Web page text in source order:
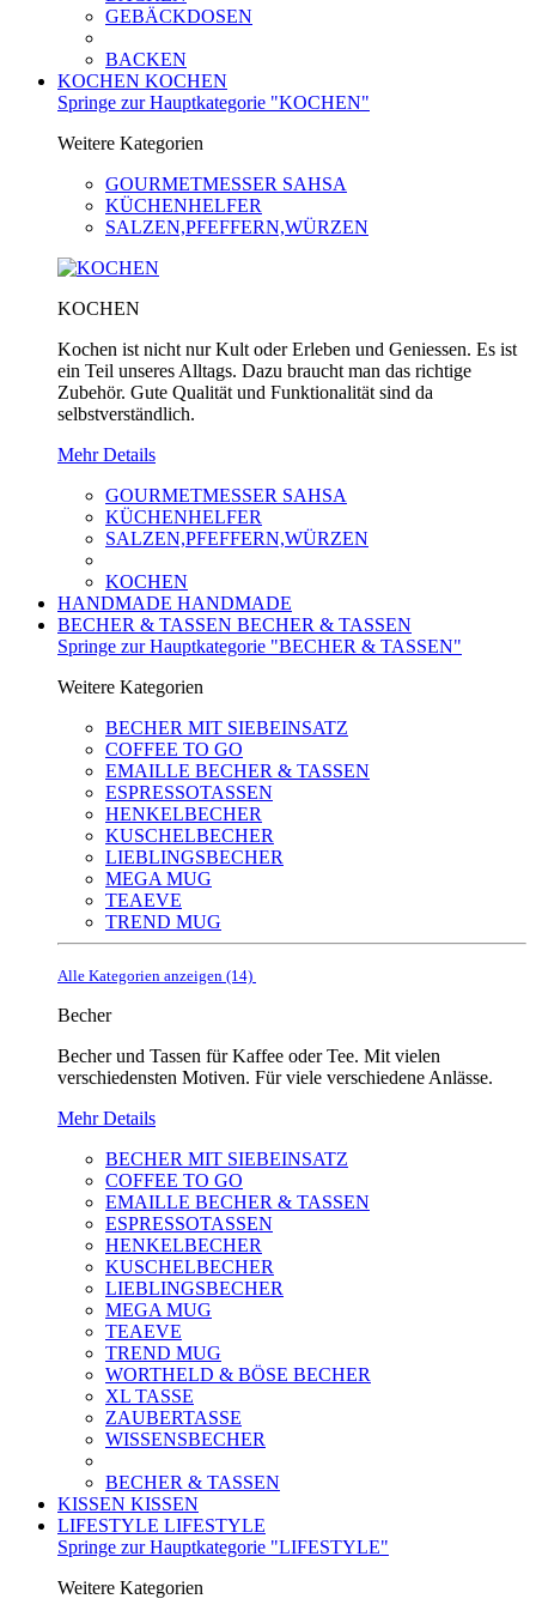
GEBÄCKDOSEN
BACKEN
KOCHEN KOCHEN
Springe zur Hauptkategorie "KOCHEN"
Weitere Kategorien
GOURMETMESSER SAHSA
KÜCHENHELFER
SALZEN,PFEFFERN,WÜRZEN
KOCHEN
Kochen ist nicht nur Kult oder Erleben und Geniessen. Es ist
ein Teil unseres Alltags. Dazu braucht man das richtige
Zubehör. Gute Qualität und Funktionalität sind da
selbstverständlich.
Mehr Details
GOURMETMESSER SAHSA
KÜCHENHELFER
SALZEN,PFEFFERN,WÜRZEN
KOCHEN
HANDMADE HANDMADE
BECHER & TASSEN BECHER & TASSEN
Springe zur Hauptkategorie "BECHER & TASSEN"
Weitere Kategorien
BECHER MIT SIEBEINSATZ
COFFEE TO GO
EMAILLE BECHER & TASSEN
ESPRESSOTASSEN
HENKELBECHER
KUSCHELBECHER
LIEBLINGSBECHER
MEGA MUG
TEAEVE
TREND MUG
Alle Kategorien anzeigen (14)
Becher
Becher und Tassen für Kaffee oder Tee. Mit vielen
verschiedensten Motiven. Für viele verschiedene Anlässe.
Mehr Details
BECHER MIT SIEBEINSATZ
COFFEE TO GO
EMAILLE BECHER & TASSEN
ESPRESSOTASSEN
HENKELBECHER
KUSCHELBECHER
LIEBLINGSBECHER
MEGA MUG
TEAEVE
TREND MUG
WORTHELD & BÖSE BECHER
XL TASSE
ZAUBERTASSE
WISSENSBECHER
BECHER & TASSEN
KISSEN KISSEN
LIFESTYLE LIFESTYLE
Springe zur Hauptkategorie "LIFESTYLE"
Weitere Kategorien